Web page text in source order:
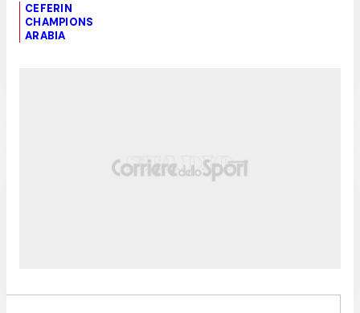
CEFERIN
CHAMPIONS
ARABIA